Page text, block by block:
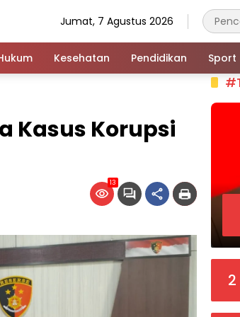
Jumat, 7 Agustus 2026
Kesehatan Pendidikan Sport
Kasus Korupsi
13
2